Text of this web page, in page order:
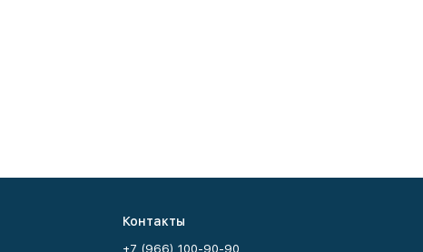
Контакты
+7 (966) 100-90-90